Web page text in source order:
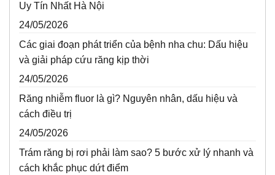
Uy Tín Nhất Hà Nội
24/05/2026
Các giai đoạn phát triển của bệnh nha chu: Dấu hiệu
và giải pháp cứu răng kịp thời
24/05/2026
Răng nhiễm fluor là gì? Nguyên nhân, dấu hiệu và
cách điều trị
24/05/2026
Trám răng bị rơi phải làm sao? 5 bước xử lý nhanh và
cách khắc phục dứt điểm